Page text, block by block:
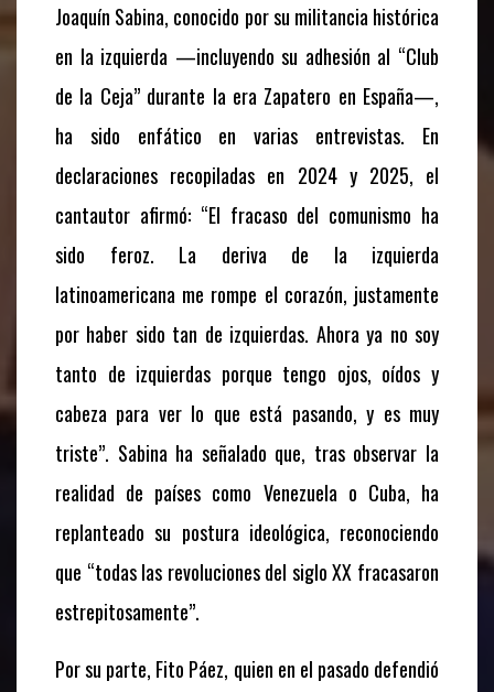
Joaquín Sabina, conocido por su militancia histórica
en la izquierda —incluyendo su adhesión al “Club
de la Ceja” durante la era Zapatero en España—,
ha sido enfático en varias entrevistas. En
declaraciones recopiladas en 2024 y 2025, el
cantautor afirmó: “El fracaso del comunismo ha
sido feroz. La deriva de la izquierda
latinoamericana me rompe el corazón, justamente
por haber sido tan de izquierdas. Ahora ya no soy
tanto de izquierdas porque tengo ojos, oídos y
cabeza para ver lo que está pasando, y es muy
triste”. Sabina ha señalado que, tras observar la
realidad de países como Venezuela o Cuba, ha
replanteado su postura ideológica, reconociendo
que “todas las revoluciones del siglo XX fracasaron
estrepitosamente”.
Por su parte, Fito Páez, quien en el pasado defendió